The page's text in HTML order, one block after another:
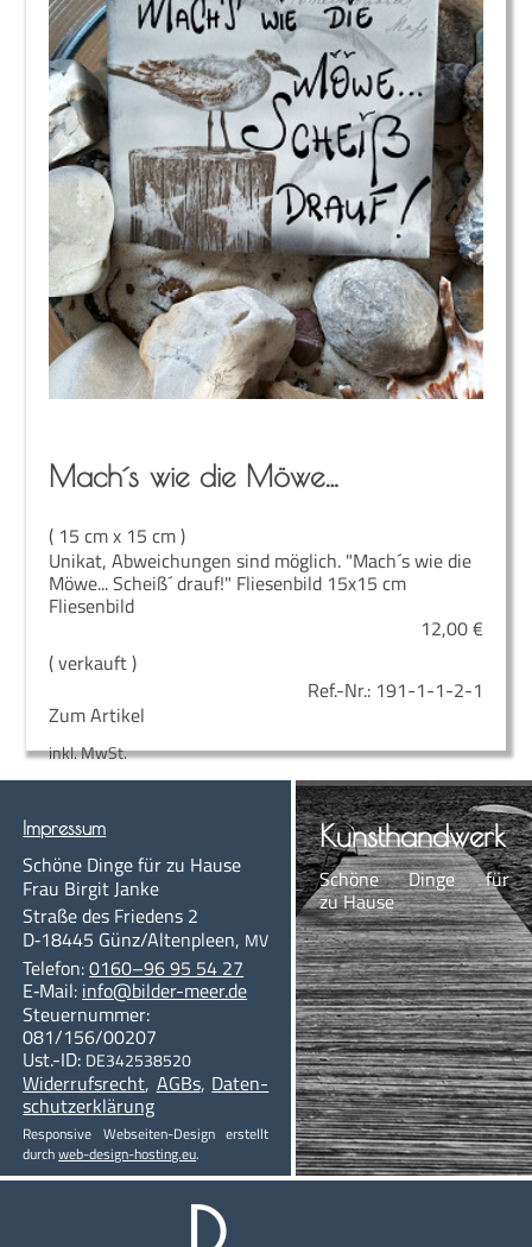
Mach´s wie die Möwe…
( 15 cm x 15 cm )
Unikat, Abweichungen sind möglich. "Mach´s wie die
Möwe... Scheiß´ drauf!" Fliesenbild 15x15 cm
Fliesenbild
12,00€
( verkauft )
Ref.-Nr.: 191-1-1-2-1
Zum Artikel
inkl. MwSt.
Impres­sum
Schö­ne Din­ge für zu Hause
Frau Bir­git Janke
Stra­ße des Frie­dens 2
D‑18445 Günz/Altenpleen, MV
Te­le­fon:0160–96 95 54 27
E‑Mail: info@bil­der-meer.de
Steu­er­num­mer:
081/156/00207
Ust.-ID: DE342538520
Wi­der­rufs­recht, AGBs, Da­ten­
schutzerklärung
Re­s­pon­sive Web­­sei­­ten-De­­sign er­stellt
durchweb-de­sign-hos­ting.eu.
Kunst­hand­werk
Schö­ne Din­ge für
zu Hause